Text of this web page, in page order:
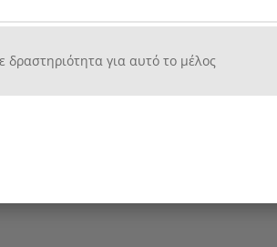
δραστηριότητα για αυτό το μέλος